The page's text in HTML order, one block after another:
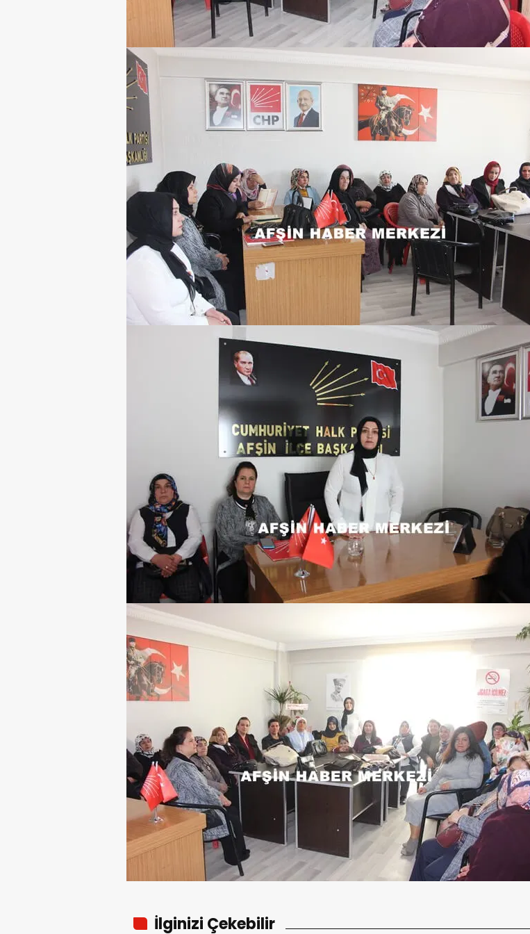
İlginizi Çekebilir